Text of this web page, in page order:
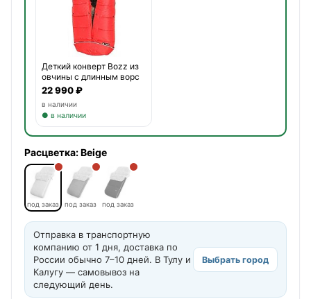
Деткий конверт Bozz из
овчины с длинным ворс
22 990 ₽
в наличии
● в наличии
Расцветка:Beige
под заказ под заказ под заказ
Отправка в транспортную
компанию от 1 дня, доставка по
России обычно 7–10 дней. В Тулу и
Калугу — самовывоз на
следующий день.
Выбрать город